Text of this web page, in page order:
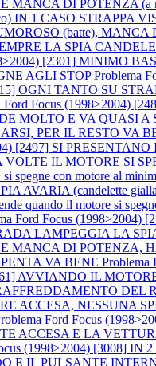
MANCA DI POTENZA (a
IN 1 CASO STRAPPA
(batte), MANCA
LA SPIA
[2301] MINIMO
AGLI STOPProblema
OGNI TANTO SU
Ford Focus (1998>2004)
MOLTO E VA QUASI A
PER IL RESTO VA
[2497] SI
IL MOTORE SI
spegne con motore al
AVARIA (candelette
quando il motore si
Ford Focus (1998>2004)
LAMPEGGIA LA
MANCA DI POTENZA,
VA BENE Problema
AVVIANDO IL
DEL
ACCESA, NESSUNA
Ford Focus
ACCESA E LA
(1998>2004) [3008] IN
E IL PULSANTE